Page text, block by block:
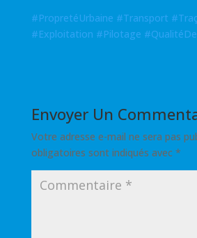
#PropretéUrbaine #Transport #
#Exploitation #Pilotage #
Envoyer Un
Votre adresse e-mail ne sera pas
obligatoires sont indiqués avec *